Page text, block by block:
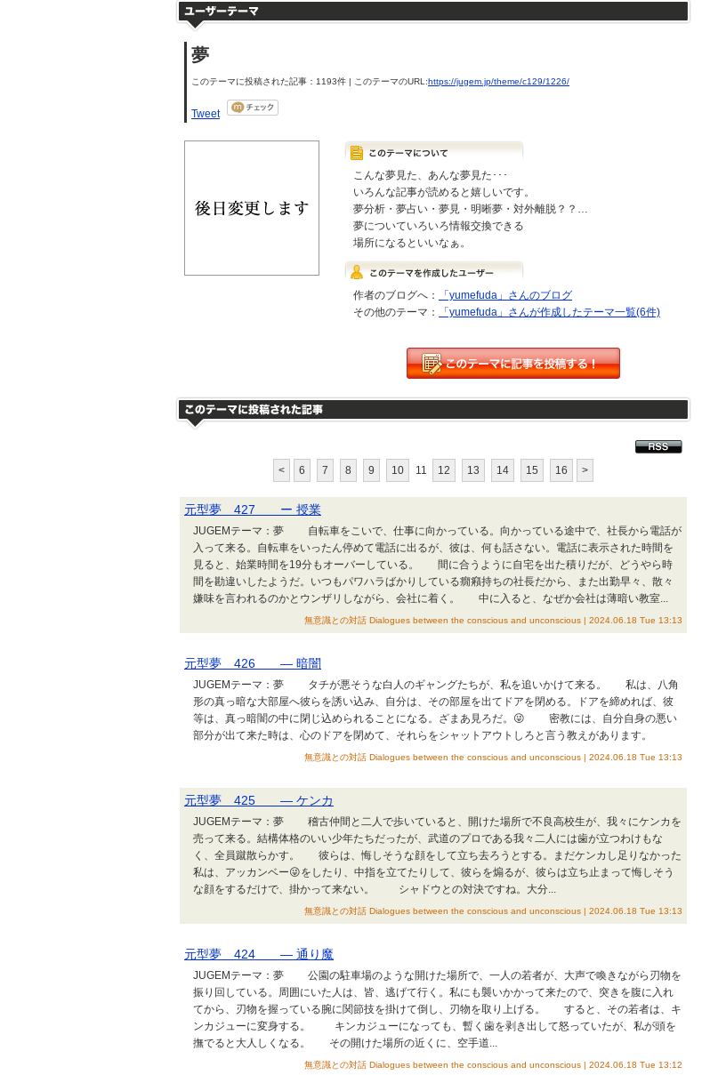
夢
このテーマに投稿された記事：1193件 | このテーマのURL:https://jugem.jp/theme/c129/1226/
Tweet
こんな夢見た、あんな夢見た･･･
いろんな記事が読めると嬉しいです。
夢分析・夢占い・夢見・明晰夢・対外離脱？？…
夢についていろいろ情報交換できる
場所になるといいなぁ。
作者のブログへ：
「yumefuda」さんのブログ
その他のテーマ：
「yumefuda」さんが作成したテーマ一覧(6件)
< 6 7 8 9 10 11 12 13 14 15 16 >
元型夢 427 ー 授業
JUGEMテーマ：夢 自転車をこいで、仕事に向かっている。向かっている途中で、社長から電話が
入って来る。自転車をいったん停めて電話に出るが、彼は、何も話さない。電話に表示された時間を
見ると、始業時間を19分もオーバーしている。 間に合うように自宅を出た積りだが、どうやら時
間を勘違いしたようだ。いつもパワハラばかりしている癇癪持ちの社長だから、また出勤早々、散々
嫌味を言われるのかとウンザリしながら、会社に着く。 中に入ると、なぜか会社は薄暗い教室...
無意識との対話 Dialogues between the conscious and unconscious | 2024.06.18 Tue 13:13
元型夢 426 ― 暗闇
JUGEMテーマ：夢 タチが悪そうな白人のギャングたちが、私を追いかけて来る。 私は、八角
形の真っ暗な大部屋へ彼らを誘い込み、自分は、その部屋を出てドアを閉める。ドアを締めれば、彼
等は、真っ暗闇の中に閉じ込められることになる。ざまあ見ろだ。😜 密教には、自分自身の悪い
部分が出て来た時は、心のドアを閉めて、それらをシャットアウトしろと言う教えがあります。
無意識との対話 Dialogues between the conscious and unconscious | 2024.06.18 Tue 13:13
元型夢 425 ― ケンカ
JUGEMテーマ：夢 稽古仲間と二人で歩いていると、開けた場所で不良高校生が、我々にケンカを
売って来る。結構体格のいい少年たちだったが、武道のプロである我々二人には歯が立つわけもな
く、全員蹴散らかす。 彼らは、悔しそうな顔をして立ち去ろうとする。まだケンカし足りなかった
私は、アッカンベー😜をしたり、中指を立てたりして、彼らを煽るが、彼らは立ち止まって悔しそう
な顔をするだけで、掛かって来ない。 シャドウとの対決ですね。大分...
無意識との対話 Dialogues between the conscious and unconscious | 2024.06.18 Tue 13:13
元型夢 424 ― 通り魔
JUGEMテーマ：夢 公園の駐車場のような開けた場所で、一人の若者が、大声で喚きながら刃物を
振り回している。周囲にいた人は、皆、逃げて行く。私にも襲いかかって来たので、突きを腹に入れ
てから、刃物を握っている腕に関節技を掛けて倒し、刃物を取り上げる。 すると、その若者は、キ
ンカジューに変身する。 キンカジューになっても、暫く歯を剥き出して怒っていたが、私が頭を
撫でると大人しくなる。 その開けた場所の近くに、空手道...
無意識との対話 Dialogues between the conscious and unconscious | 2024.06.18 Tue 13:12